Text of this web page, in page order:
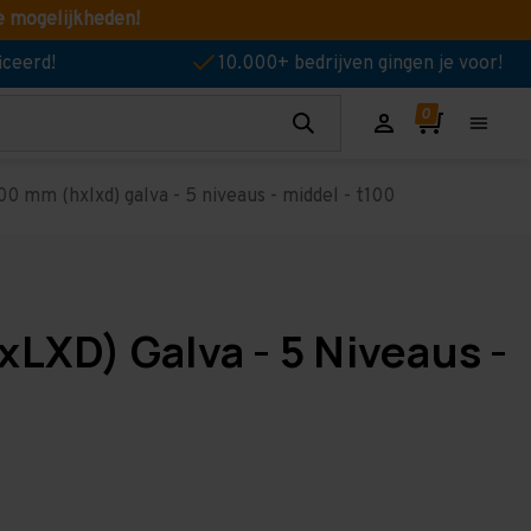
mogelijkheden!
10.000+ bedrijven gingen je voor!
mm (hxlxd) galva - 5 niveaus - middel - t100
Galva - 5 Niveaus -